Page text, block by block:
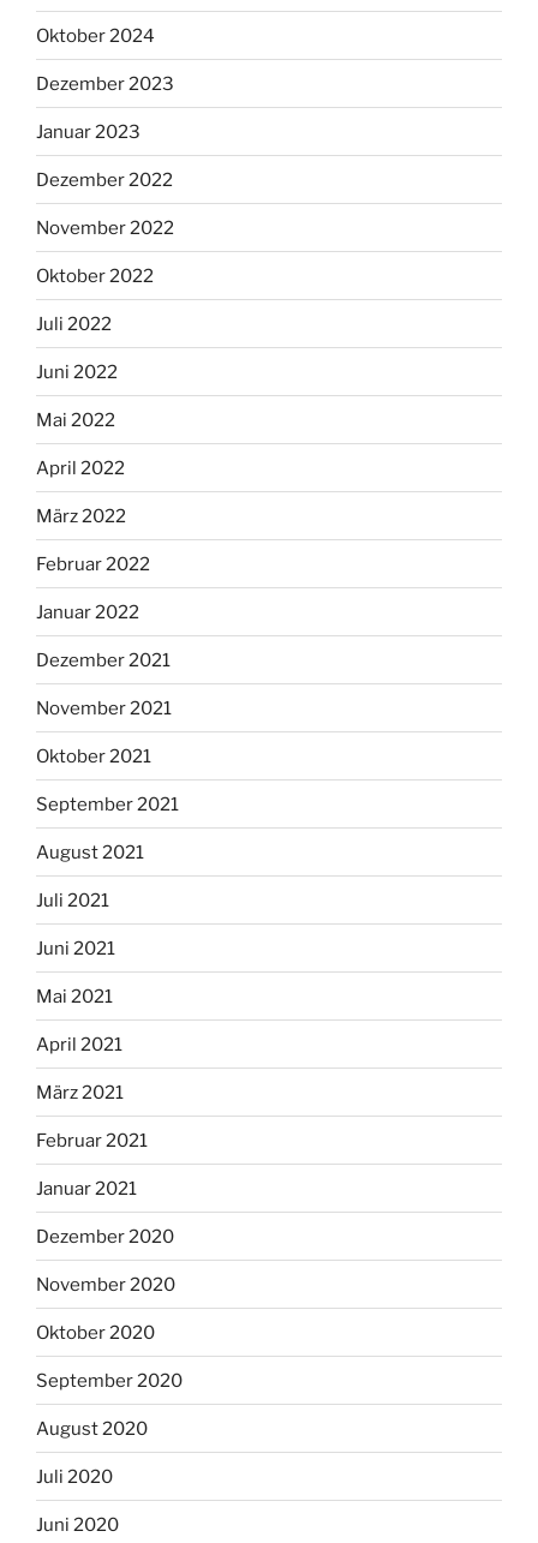
Oktober 2024
Dezember 2023
Januar 2023
Dezember 2022
November 2022
Oktober 2022
Juli 2022
Juni 2022
Mai 2022
April 2022
März 2022
Februar 2022
Januar 2022
Dezember 2021
November 2021
Oktober 2021
September 2021
August 2021
Juli 2021
Juni 2021
Mai 2021
April 2021
März 2021
Februar 2021
Januar 2021
Dezember 2020
November 2020
Oktober 2020
September 2020
August 2020
Juli 2020
Juni 2020